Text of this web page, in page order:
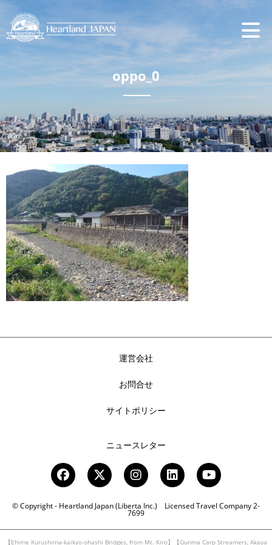
oppo_0
© Copyright - Heartland Japan (Liberta Inc.) Licensed Travel Company 2-
7699
運営会社
お問合せ
サイトポリシー
ニュースレター
【Ehime Kurushima-kaikyo-ohashi Bridges, from Mt. Kiro】【Gunma Carp Streamers, Akaya